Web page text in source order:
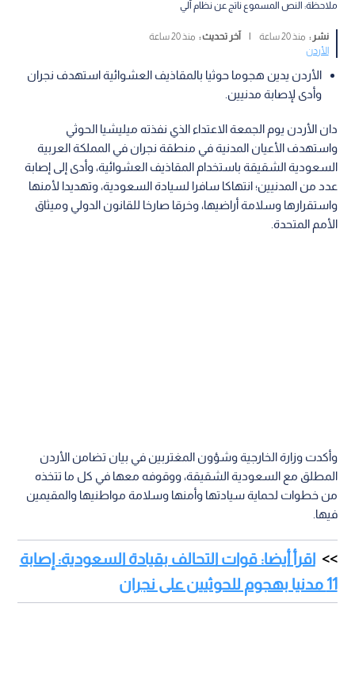
ملاحظة: النص المسموع ناتج عن نظام آلي
نشر : منذ 20 ساعة | آخر تحديث : منذ 20 ساعة
الأردن
الأردن يدين هجوما حوثيا بالمقاذيف العشوائية استهدف نجران
وأدى لإصابة مدنيين.
دان الأردن يوم الجمعة الاعتداء الذي نفذته ميليشيا الحوثي
واستهدف الأعيان المدنية في منطقة نجران في المملكة العربية
السعودية الشقيقة باستخدام المقاذيف العشوائية، وأدى إلى إصابة
عدد من المدنيين؛ انتهاكا سافرا لسيادة السعودية، وتهديدا لأمنها
واستقرارها وسلامة أراضيها، وخرقا صارخا للقانون الدولي وميثاق
الأمم المتحدة.
وأكدت وزارة الخارجية وشؤون المغتربين في بيان تضامن الأردن
المطلق مع السعودية الشقيقة، ووقوفه معها في كل ما تتخذه
من خطوات لحماية سيادتها وأمنها وسلامة مواطنيها والمقيمين
فيها.
اقرأ أيضا: قوات التحالف بقيادة السعودية: إصابة
11 مدنيا بهجوم للحوثيين على نجران